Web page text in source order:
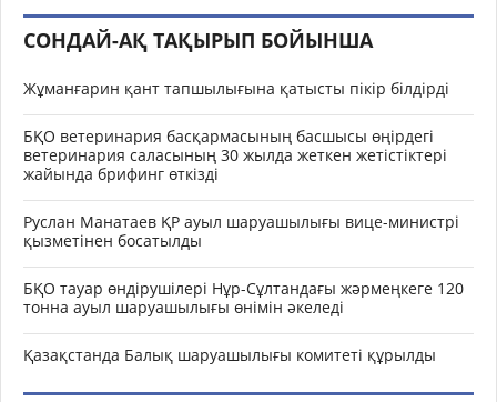
СОНДАЙ-АҚ ТАҚЫРЫП БОЙЫНША
Жұманғарин қант тапшылығына қатысты пікір білдірді
БҚО ветеринария басқармасының басшысы өңірдегі
ветеринария саласының 30 жылда жеткен жетістіктері
жайында брифинг өткізді
Руслан Манатаев ҚР ауыл шаруашылығы вице-министрі
қызметінен босатылды
БҚО тауар өндірушілері Нұр-Сұлтандағы жәрмеңкеге 120
тонна ауыл шаруашылығы өнімін әкеледі
Қазақстанда Балық шаруашылығы комитеті құрылды